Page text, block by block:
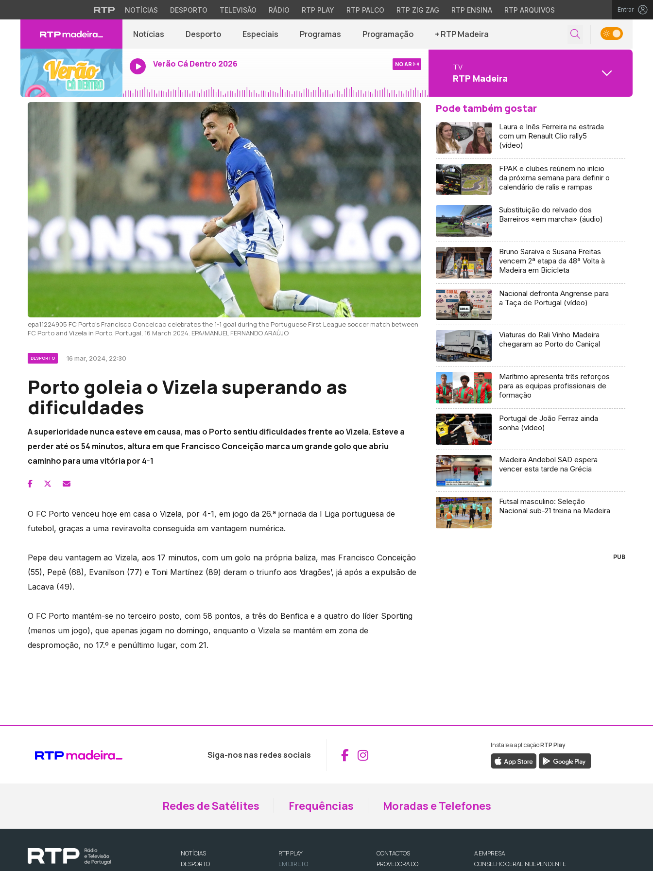
NOTÍCIAS DESPORTO TELEVISÃO RÁDIO RTP PLAY RTP PALCO RTP ZIG ZAG RTP ENSINA RTP ARQUIVOS Entrar
Notícias Desporto Especiais Programas Programação + RTP Madeira
Verão Cá Dentro 2026 NO AR TV
RTP Madeira
epa11224905 FC Porto's Francisco Conceicao celebrates the 1-1 goal during the Portuguese First League soccer match between
FC Porto and Vizela in Porto, Portugal, 16 March 2024. EPA/MANUEL FERNANDO ARAÚJO
DESPORTO 16 mar, 2024, 22:30
Porto goleia o Vizela superando as
dificuldades
A superioridade nunca esteve em causa, mas o Porto sentiu dificuldades frente ao Vizela. Esteve a
perder até os 54 minutos, altura em que Francisco Conceição marca um grande golo que abriu
caminho para uma vitória por 4-1
O FC Porto venceu hoje em casa o Vizela, por 4-1, em jogo da 26.ª jornada da I Liga portuguesa de
futebol, graças a uma reviravolta conseguida em vantagem numérica.
Pepe deu vantagem ao Vizela, aos 17 minutos, com um golo na própria baliza, mas Francisco Conceição
(55), Pepê (68), Evanilson (77) e Toni Martínez (89) deram o triunfo aos ‘dragões’, já após a expulsão de
Lacava (49).
O FC Porto mantém-se no terceiro posto, com 58 pontos, a três do Benfica e a quatro do líder Sporting
(menos um jogo), que apenas jogam no domingo, enquanto o Vizela se mantém em zona de
despromoção, no 17.º e penúltimo lugar, com 21.
Pode também gostar
Laura e Inês Ferreira na estrada
com um Renault Clio rally5
(vídeo)
FPAK e clubes reúnem no início
da próxima semana para definir o
calendário de ralis e rampas
Substituição do relvado dos
Barreiros «em marcha» (áudio)
Bruno Saraiva e Susana Freitas
vencem 2ª etapa da 48ª Volta à
Madeira em Bicicleta
Nacional defronta Angrense para
a Taça de Portugal (vídeo)
Viaturas do Rali Vinho Madeira
chegaram ao Porto do Caniçal
Marítimo apresenta três reforços
para as equipas profissionais de
formação
Portugal de João Ferraz ainda
sonha (vídeo)
Madeira Andebol SAD espera
vencer esta tarde na Grécia
Futsal masculino: Seleção
Nacional sub-21 treina na Madeira
PUB
Siga-nos nas redes sociais Aceder ao Facebook da RTP Madeira
Aceder ao Instagram da RTP Madeira
Instale a aplicaçãoRTP Play
Redes de Satélites Frequências Moradas e Telefones
NOTÍCIAS
DESPORTO
RTP PLAY
EM DIRETO
CONTACTOS
PROVEDORA DO
A EMPRESA
CONSELHO GERAL INDEPENDENTE